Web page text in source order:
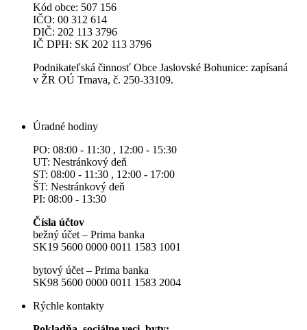
Kód obce: 507 156
IČO: 00 312 614
DIČ: 202 113 3796
IČ DPH: SK 202 113 3796
Podnikateľská činnosť Obce Jaslovské Bohunice: zapísaná
v ŽR OÚ Trnava, č. 250-33109.
Úradné hodiny
PO: 08:00 - 11:30 , 12:00 - 15:30
UT: Nestránkový deň
ST: 08:00 - 11:30 , 12:00 - 17:00
ŠT: Nestránkový deň
PI: 08:00 - 13:30
Čísla účtov
bežný účet – Prima banka
SK19 5600 0000 0011 1583 1001
bytový účet – Prima banka
SK98 5600 0000 0011 1583 2004
Rýchle kontakty